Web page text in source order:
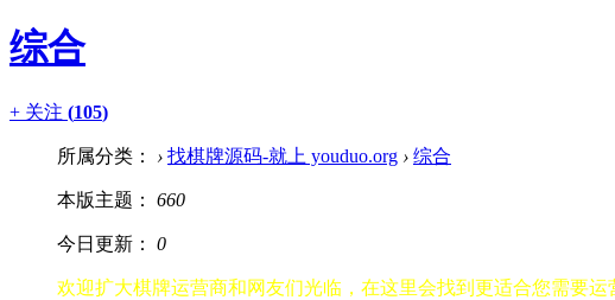
综合
+ 关注 (105)
所属分类： › 找棋牌源码-就上 youduo.org › 综合
本版主题： 660
今日更新： 0
欢迎扩大棋牌运营商和网友们光临，在这里会找到更适合您需要